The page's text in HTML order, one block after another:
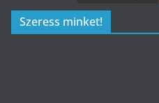
Szeress minket!